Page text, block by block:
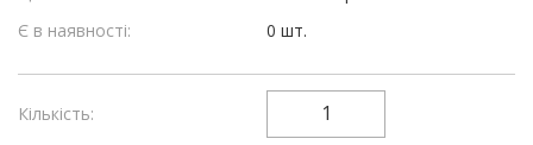
Є в наявності:
0 шт.
Кількість: